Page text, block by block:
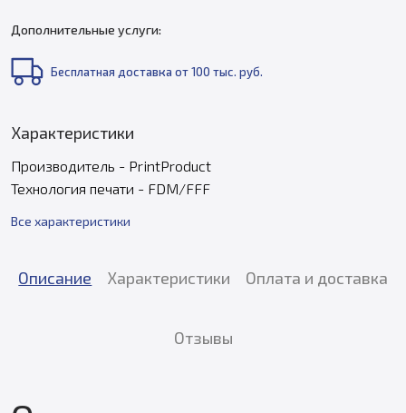
Дополнительные услуги:
Бесплатная доставка от 100 тыс. руб.
Характеристики
Производитель - PrintProduct
Технология печати - FDM/FFF
Все характеристики
Описание Характеристики Оплата и доставка
Отзывы